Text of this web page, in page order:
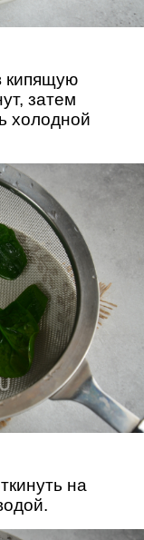
кипящую
затем
холодной
на